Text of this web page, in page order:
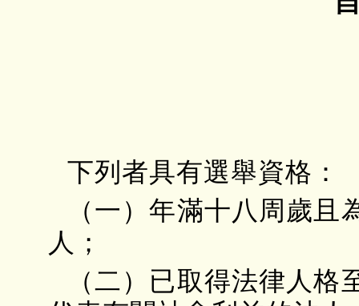
下列者具有選舉資格：
（一）年滿十八周歲
人；
（二）已取得法律人